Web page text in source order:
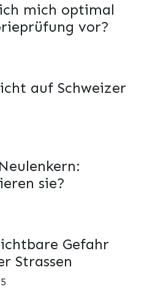
mich optimal
vor?
auf Schweizer
sie?
Gefahr
Strassen